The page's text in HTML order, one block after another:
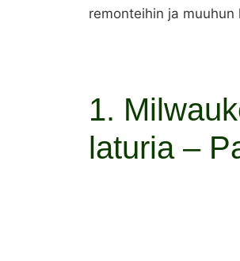
remonteihin ja muuhun
1.
laturia –